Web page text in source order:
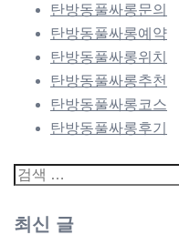
탄방동풀싸롱문의
탄방동풀싸롱예약
탄방동풀싸롱위치
탄방동풀싸롱추천
탄방동풀싸롱코스
탄방동풀싸롱후기
검
최신 글